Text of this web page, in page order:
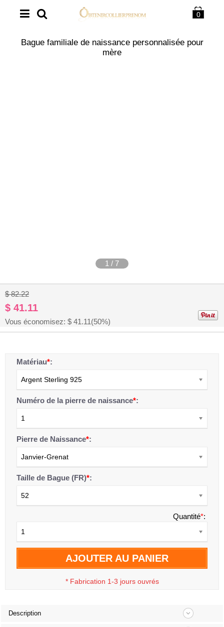
0
Bague familiale de naissance personnalisée pour
mère
1 / 7
$ 82.22
$ 41.11
Vous économisez: $ 41.11(50%)
Matériau*:
Argent Sterling 925
Numéro de la pierre de naissance*:
1
Pierre de Naissance*:
Janvier-Grenat
Taille de Bague (FR)*:
52
Quantité*:
1
AJOUTER AU PANIER
* Fabrication 1-3 jours ouvrés
Description